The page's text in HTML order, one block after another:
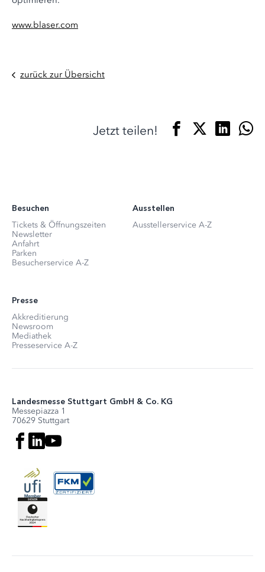
www.blaser.com
zurück zur Übersicht
Jetzt teilen!
Besuchen
Tickets & Öffnungszeiten
Newsletter
Anfahrt
Parken
Besucherservice A-Z
Ausstellen
Ausstellerservice A-Z
Presse
Akkreditierung
Newsroom
Mediathek
Presseservice A-Z
Landesmesse Stuttgart GmbH & Co. KG
Messepiazza 1
70629 Stuttgart